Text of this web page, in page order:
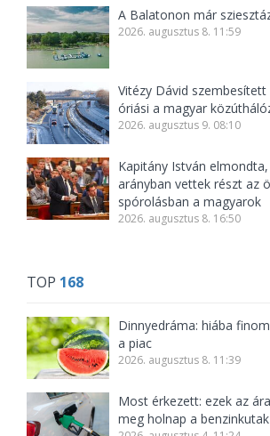
A Balatonon már
2026. augusztus 8. 11:59
Vitézy Dávid szembesített
óriási a magyar
2026. augusztus 9. 08:10
Kapitány István
arányban vettek részt az
spórolásban a magyarok
2026. augusztus 8. 16:50
TOP 168
Dinnyedráma: hiába
a piac
2026. augusztus 8. 11:39
Most érkezett: ezek az
meg holnap a